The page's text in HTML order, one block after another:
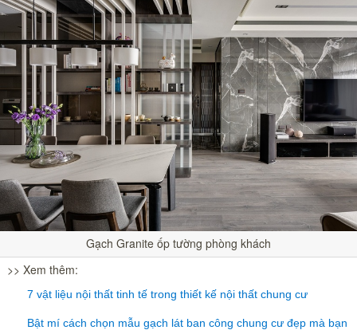
Gạch Granite ốp tường phòng khách
>> Xem thêm:
7 vật liệu nội thất tinh tế trong thiết kế nội thất chung cư
Bật mí cách chọn mẫu gạch lát ban công chung cư đẹp mà bạn